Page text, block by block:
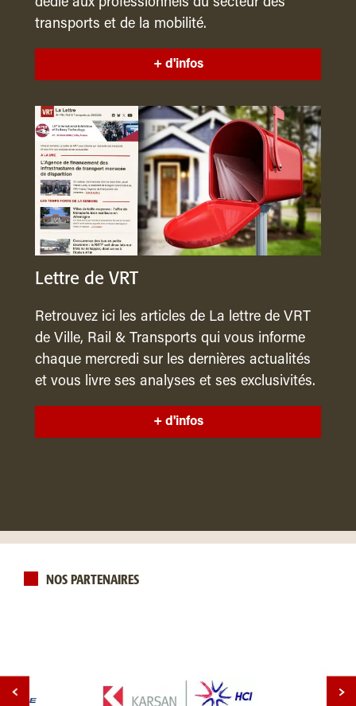
dédié aux professionnels du secteur des
transports et de la mobilité.
+ d'infos
Lettre de VRT
Retrouvez ici les articles de La lettre de VRT
de Ville, Rail & Transports qui vous informe
chaque mercredi sur les dernières actualités
et vous livre ses analyses et ses exclusivités.
+ d'infos
NOS PARTENAIRES